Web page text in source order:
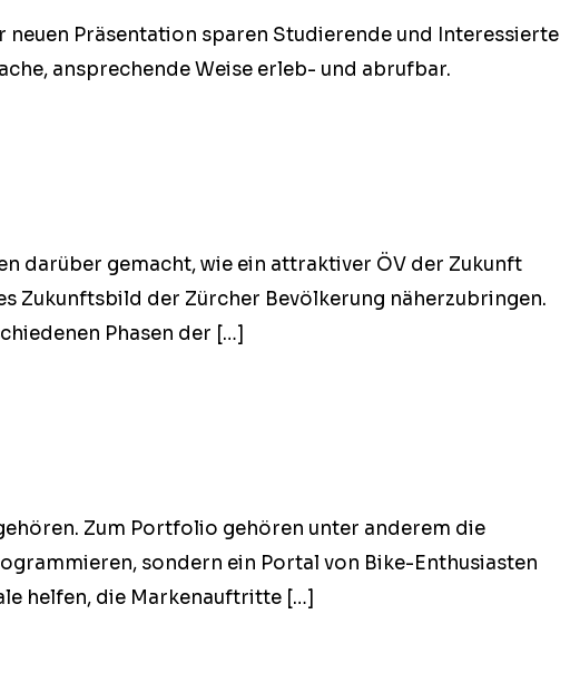
Präsen­ta­tion sparen Studierende und Inter­essierte
ansprechende Weise erleb- und abrufbar.
darüber gemacht, wie ein attrak­tiv­er ÖV der Zukun­ft
Zukun­fts­bild der Zürcher Bevölkerung näherzubrin­gen.
Phasen der […]
Zum Port­fo­lio gehören unter anderem die
son­dern ein Por­tal von Bike-Enthu­si­as­ten
helfen, die Markenauftritte […]